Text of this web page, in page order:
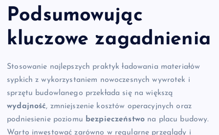
Podsumowując
kluczowe zagadnienia
Stosowanie najlepszych praktyk ładowania materiałów
sypkich z wykorzystaniem nowoczesnych wywrotek i
sprzętu budowlanego przekłada się na większą
wydajność, zmniejszenie kosztów operacyjnych oraz
podniesienie poziomu bezpieczeństwo na placu budowy.
Warto inwestować zarówno w regularne przeglądy i